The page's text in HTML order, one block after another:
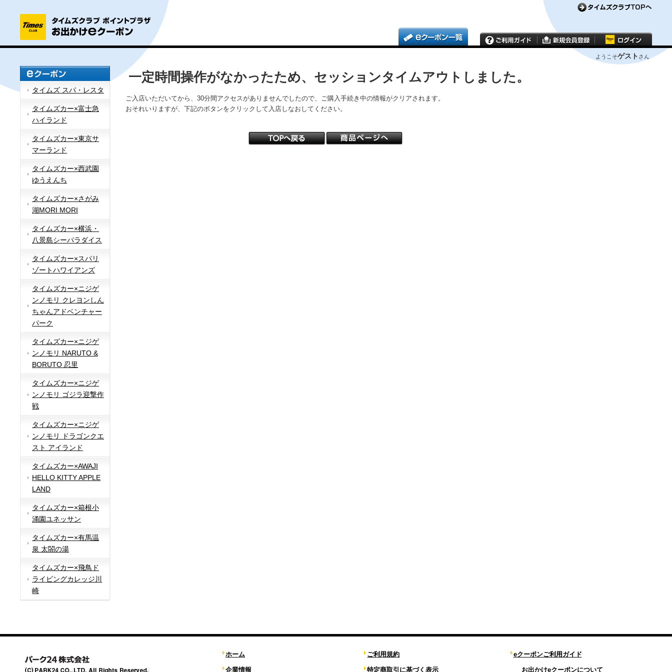
ようこそゲスト さん
タイムズ スパ・レスタ
タイムズカー×富士急
ハイランド
タイムズカー×東京サ
マーランド
タイムズカー×西武園
ゆうえんち
タイムズカー×さがみ
湖MORI MORI
タイムズカー×横浜・
八景島シーパラダイス
タイムズカー×スパリ
ゾートハワイアンズ
タイムズカー×ニジゲ
ンノモリ クレヨンしん
ちゃんアドベンチャー
パーク
タイムズカー×ニジゲ
ンノモリ NARUTO &
BORUTO 忍里
タイムズカー×ニジゲ
ンノモリ ゴジラ迎撃作
戦
タイムズカー×ニジゲ
ンノモリ ドラゴンクエ
スト アイランド
タイムズカー×AWAJI
HELLO KITTY APPLE
LAND
タイムズカー×箱根小
涌園ユネッサン
タイムズカー×有馬温
泉 太閤の湯
タイムズカー×飛鳥ド
ライビングカレッジ川
崎
一定時間操作がなかったため、セッションタイムアウトしました。
ご入店いただいてから、30分間アクセスがありませんでしたので、ご購入手続き中の情報がクリアされます。
おそれいりますが、下記のボタンをクリックして入店しなおしてください。
ホーム
企業情報
ご利用規約
特定商取引に基づく表示
eクーポンご利用ガイド
お出かけeクーポンについて